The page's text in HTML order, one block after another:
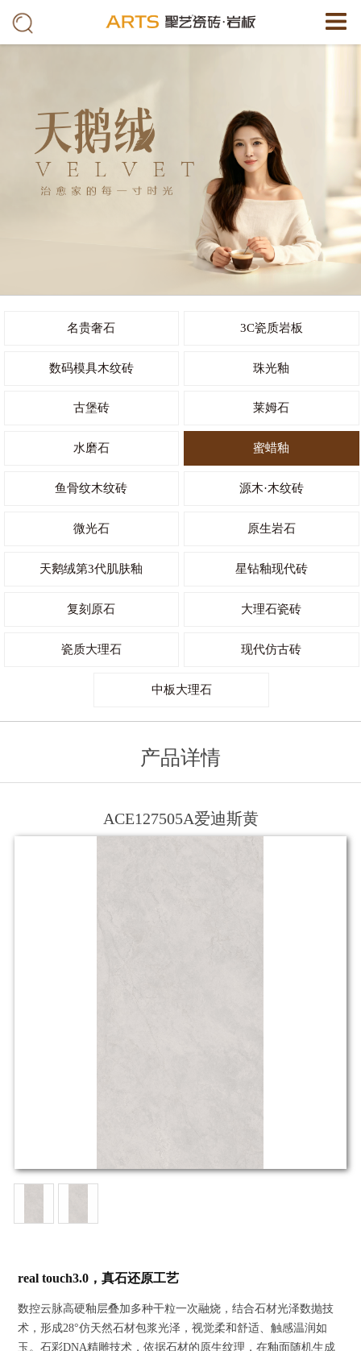
名贵奢石 3C瓷质岩板
数码模具木纹砖 珠光釉
古堡砖 莱姆石
水磨石 蜜蜡釉
鱼骨纹木纹砖 源木·木纹砖
微光石 原生岩石
天鹅绒第3代肌肤釉 星钻釉现代砖
复刻原石 大理石瓷砖
瓷质大理石 现代仿古砖
中板大理石
产品详情
ACE127505A爱迪斯黄
real touch3.0，真石还原工艺
数控云脉高硬釉层叠加多种干粒一次融烧，结合石材光泽数抛技
术，形成28°仿天然石材包浆光泽，视觉柔和舒适、触感温润如
玉。石彩DNA精雕技术，依据石材的原生纹理，在釉面随机生成